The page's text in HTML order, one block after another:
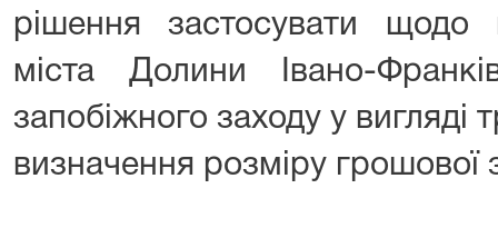
рішення застосувати щодо
міста Долини Івано-
запобіжного заходу у вигляді
визначення розміру грошової